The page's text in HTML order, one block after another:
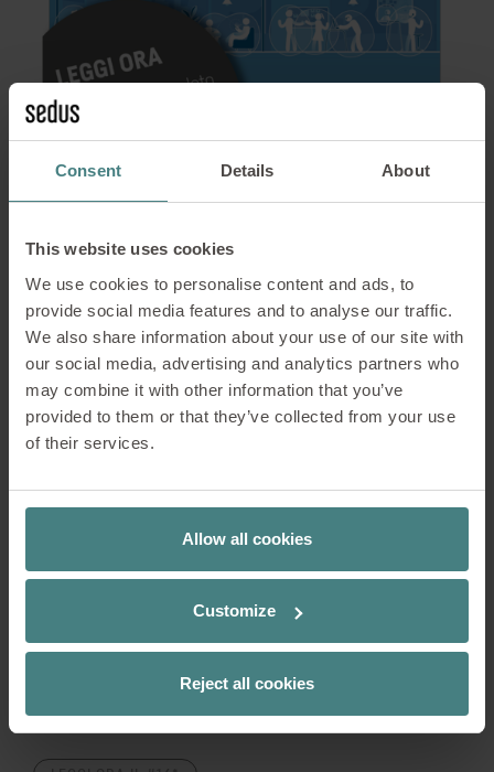
Consent Details About
This website uses cookies
We use cookies to personalise content and ads, to
provide social media features and to analyse our traffic.
We also share information about your use of our site with
our social media, advertising and analytics partners who
may combine it with other information that you’ve
provided to them or that they’ve collected from your use
of their services.
Allow all cookies
Customize
Reject all cookies
Indice
Temi e numeri
La Parola all’esperto: ” Un nuovo grado di
flessibilità sul lavoro ” Un'intervista con Laura
Internazionali e Site Lead di Dropbox Dublino.
Uniti & Dublino, Irlanda
di riorganizzare il modello di lavoro rendendolo
più flessibile e migliorando l’integrazione tra vita
diventando diffuso e ampliandosi a tutti gli
ambienti da dove le persone lavorano.